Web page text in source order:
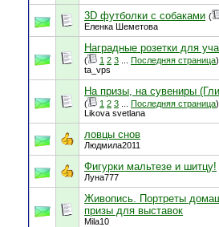
3D футболки с собаками (
Еленка Шеметова
Наградные розетки для
( 1 2 3 Последняя страница)
ta_vps
На призы, на сувениры
( 1 2 3 Последняя страница)
Likova svetlana
ловцы снов
Людмила2011
Фигурки мальтезе и шитцу!
Луна777
Живопись. Портреты
призы для выставок
Mila10